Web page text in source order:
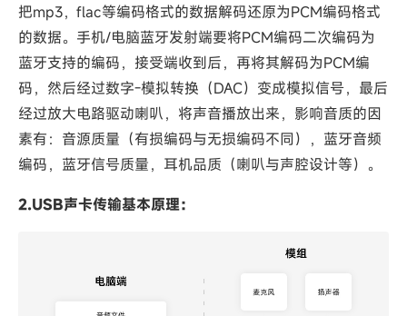
把mp3，flac等编码格式的数据解码还原为PCM编码格式
的数据。手机/电脑蓝牙发射端要将PCM编码二次编码为
蓝牙支持的编码，接受端收到后，再将其解码为PCM编
码，然后经过数字-模拟转换（DAC）变成模拟信号，最后
经过放大电路驱动喇叭，将声音播放出来，影响音质的因
素有：音源质量（有损编码与无损编码不同），蓝牙音频
编码，蓝牙信号质量，耳机品质（喇叭与声腔设计等）。
2.USB声卡传输基本原理：